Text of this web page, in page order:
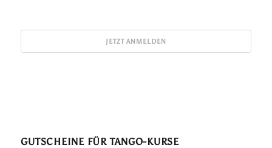
GUTSCHEINE FÜR TANGO-KURSE